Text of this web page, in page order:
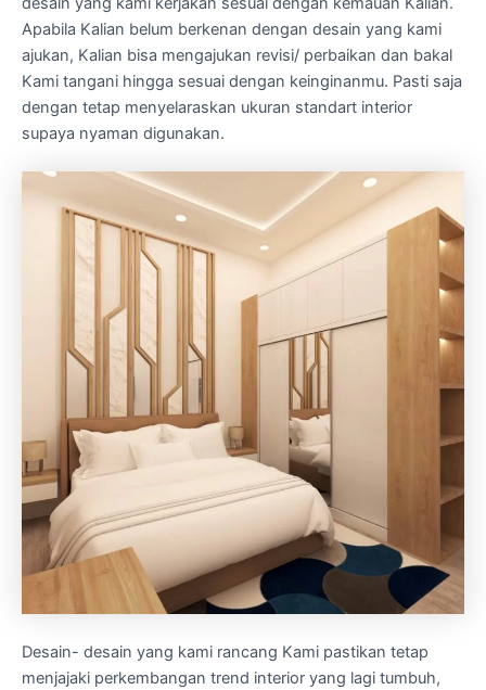
Apabila Kalian belum berkenan dengan desain yang kami
ajukan, Kalian bisa mengajukan revisi/ perbaikan dan bakal
Kami tangani hingga sesuai dengan keinginanmu. Pasti saja
dengan tetap menyelaraskan ukuran standart interior
supaya nyaman digunakan.
Desain- desain yang kami rancang Kami pastikan tetap
menjajaki perkembangan trend interior yang lagi tumbuh,